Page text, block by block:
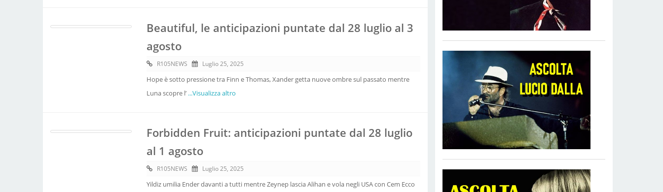
Beautiful, le anticipazioni puntate dal 28 luglio al 3
agosto
R105NEWS Luglio 25, 2025
Hope è sotto pressione tra Finn e Thomas, Xander getta nuove ombre sul passato mentre
Luna scopre l’ ...Visualizza altro
Forbidden Fruit: anticipazioni puntate dal 28 luglio
al 1 agosto
R105NEWS Luglio 25, 2025
Yildiz umilia Ender davanti a tutti mentre Zeynep lascia Alihan e vola negli USA con Cem Ecco